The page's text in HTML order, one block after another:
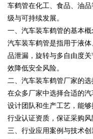
uz
车鹤管在化工、食品、油
级与可持续发展。
一、汽车装车鹤管的基本
汽车装车鹤管是指用于液
品泄漏，旋转与多自由度
效降低安全风险。
二、汽车装车鹤管厂家的选
在众多厂家中选择合适的
设计团队和生产工艺，能
行业认证资质，保证采购风
三、行业应用案例与技术创